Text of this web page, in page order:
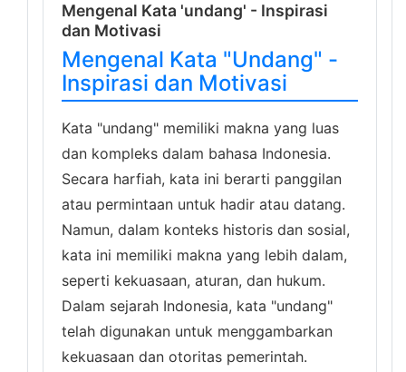
Mengenal Kata 'undang' - Inspirasi
dan Motivasi
Mengenal Kata "Undang" -
Inspirasi dan Motivasi
Kata "undang" memiliki makna yang luas
dan kompleks dalam bahasa Indonesia.
Secara harfiah, kata ini berarti panggilan
atau permintaan untuk hadir atau datang.
Namun, dalam konteks historis dan sosial,
kata ini memiliki makna yang lebih dalam,
seperti kekuasaan, aturan, dan hukum.
Dalam sejarah Indonesia, kata "undang"
telah digunakan untuk menggambarkan
kekuasaan dan otoritas pemerintah.